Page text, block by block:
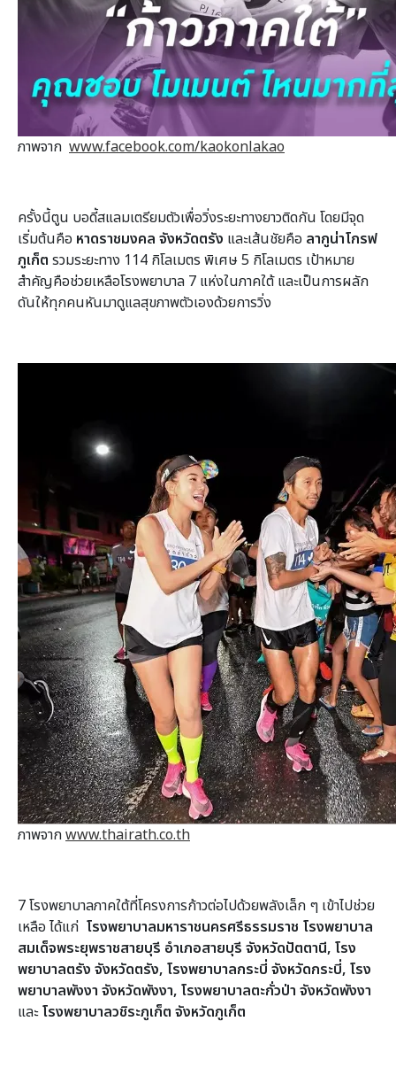
ภาพจาก www.facebook.com/kaokonlakao
ครั้งนี้ตูน บอดี้สแลมเตรียมตัวเพื่อวิ่งระยะทางยาวติดกัน โดยมีจุด
เริ่มต้นคือ หาดราชมงคล จังหวัดตรัง และเส้นชัยคือ ลากูน่าโกรฟ
ภูเก็ต รวมระยะทาง 114 กิโลเมตร พิเศษ 5 กิโลเมตร เป้าหมาย
สำคัญคือช่วยเหลือโรงพยาบาล 7 แห่งในภาคใต้ และเป็นการผลัก
ดันให้ทุกคนหันมาดูแลสุขภาพตัวเองด้วยการวิ่ง
ภาพจากwww.thairath.co.th
7 โรงพยาบาลภาคใต้ที่โครงการก้าวต่อไปด้วยพลังเล็ก ๆ เข้าไปช่วย
เหลือ ได้แก่ โรงพยาบาลมหาราชนครศรีธรรมราช โรงพยาบาล
สมเด็จพระยุพราชสายบุรี อำเภอสายบุรี จังหวัดปัตตานี, โรง
พยาบาลตรัง จังหวัดตรัง, โรงพยาบาลกระบี่ จังหวัดกระบี่, โรง
พยาบาลพังงา จังหวัดพังงา, โรงพยาบาลตะกั่วป่า จังหวัดพังงา
และโรงพยาบาลวชิระภูเก็ต จังหวัดภูเก็ต